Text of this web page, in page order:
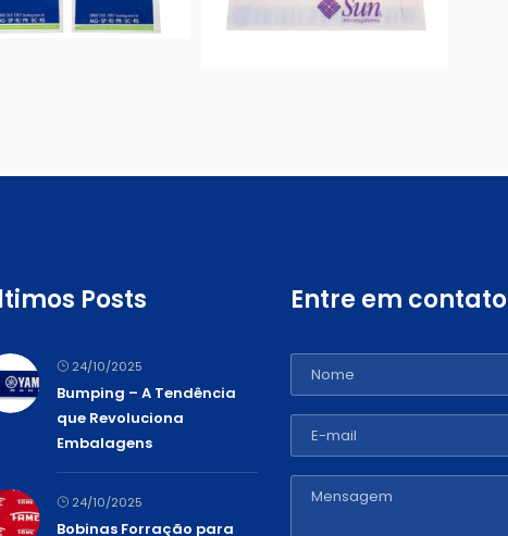
Posts
24/10/2025
Bumping – A Tendência
que Revoluciona
Embalagens
24/10/2025
Bobinas Forração para
Entre em contato